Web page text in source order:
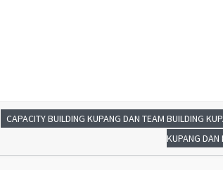
CAPACITY BUILDING KUPANG DAN TEAM BUILDING
KUPANG DAN